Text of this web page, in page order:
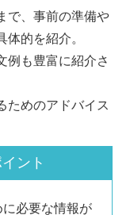
で、事前の準備や
的を紹介。
例も豊富に紹介さ
ためのアドバイス
ント
必要な情報が